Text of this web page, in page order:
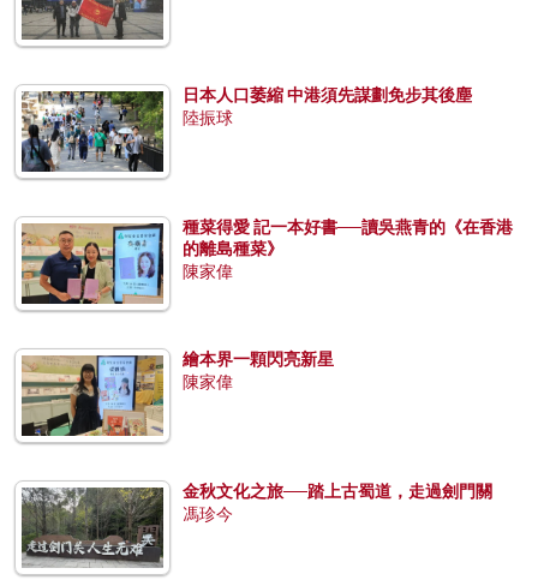
日本人口萎縮 中港須先謀劃免步其後塵
陸振球
種菜得愛 記一本好書──讀吳燕青的《在香港
的離島種菜》
陳家偉
繪本界一顆閃亮新星
陳家偉
金秋文化之旅──踏上古蜀道，走過劍門關
馮珍今